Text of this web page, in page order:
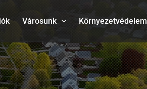
Városunk Környezetvédelem